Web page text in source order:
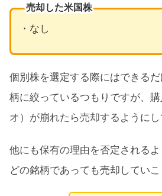
売却した米国株
・なし
個別株を選定する際にはできる
柄に絞っているつもりですが、
オ）が崩れたら売却するようにし
他にも保有の理由を否定されるよ
どの銘柄であっても売却していこ